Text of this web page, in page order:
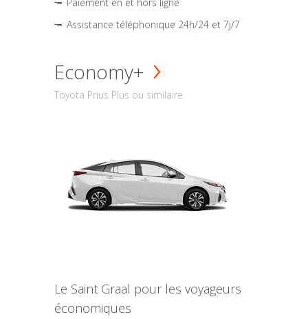
Assistance téléphonique 24h/24 et 7j/7
Economy+
Toyota Prius Plus ou similaire
Le Saint Graal pour les voyageurs
économiques